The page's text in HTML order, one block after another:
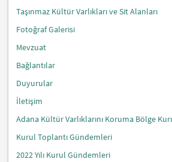
Taşınmaz Kültür Varlıkları ve Sit Alanları
Fotoğraf Galerisi
Mevzuat
Bağlantılar
Duyurular
İletişim
Adana Kültür Varlıklarını Koruma Bölge
Kurul Toplantı Gündemleri
2022 Yılı Kurul Gündemleri